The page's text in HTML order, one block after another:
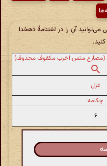
آن را در لغتنامهٔ دهخدا
(مضارع مثمن اخرب مکفوف محذوف)
غزل
چکامه
۶